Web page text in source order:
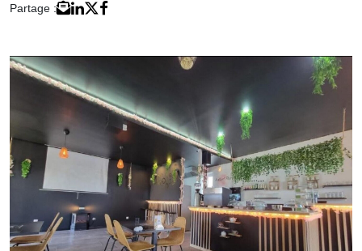
Partage :